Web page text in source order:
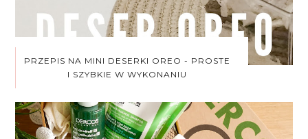
PRZEPIS NA MINI DESERKI OREO - PROSTE
I SZYBKIE W WYKONANIU